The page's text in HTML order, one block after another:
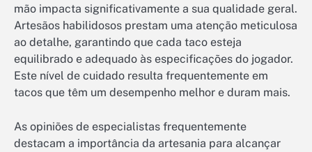
mão impacta significativamente a sua qualidade geral.
Artesãos habilidosos prestam uma atenção meticulosa
ao detalhe, garantindo que cada taco esteja
equilibrado e adequado às especificações do jogador.
Este nível de cuidado resulta frequentemente em
tacos que têm um desempenho melhor e duram mais.
As opiniões de especialistas frequentemente
destacam a importância da artesania para alcançar